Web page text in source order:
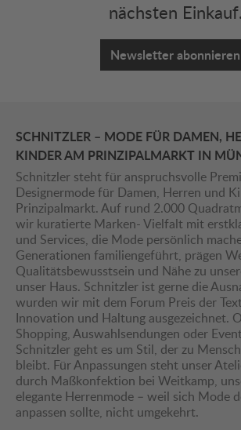
nächsten Einkauf.
Newsletter abonnieren
SCHNITZLER – MODE FÜR DAMEN,
KINDER AM PRINZIPALMARKT IN
Schnitzler steht für anspruchsvolle
Designermode für Damen, Herren und
Prinzipalmarkt. Auf rund 2.000
wir kuratierte Marken- Vielfalt mit
und Services, die Mode persönlich
Generationen familiengeführt, prägen
Qualitätsbewusstsein und Nähe zu
unser Haus. Schnitzler ist gerne die
wurden wir mit dem Forum Preis der
Innovation und Haltung ausgezeichnet.
Shopping, Auswahlsendungen oder
Schnitzler geht es um Stil, der zu
bleibt. Für Anpassungen steht unser
durch Maßkonfektion bei Weitkamp,
elegante Herrenmode – weil sich Mode
anpassen sollte, nicht umgekehrt.